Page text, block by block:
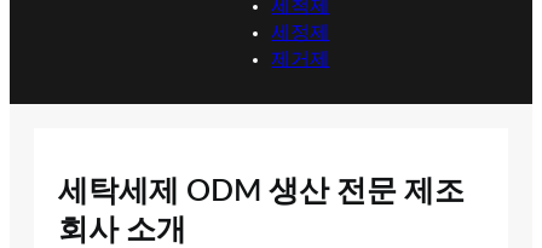
세척제
세정제
제거제
세탁세제 ODM 생산 전문 제조
회사 소개